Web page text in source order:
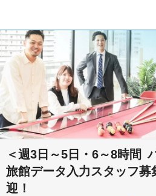
＜週3日～5日・6～8時間
旅館データ入力スタッフ募
迎！